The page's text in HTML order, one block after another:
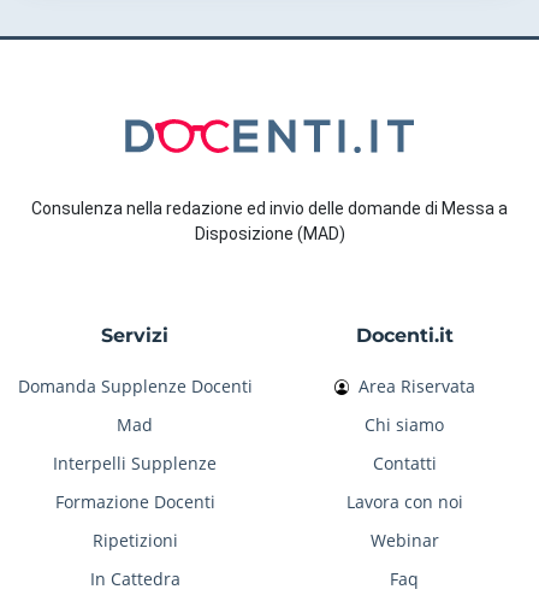
Consulenza nella redazione ed invio delle domande di Messa a
Disposizione (MAD)
Servizi
Domanda Supplenze Docenti
Mad
Interpelli Supplenze
Formazione Docenti
Ripetizioni
In Cattedra
Docenti.it
Area Riservata
Chi siamo
Contatti
Lavora con noi
Webinar
Faq